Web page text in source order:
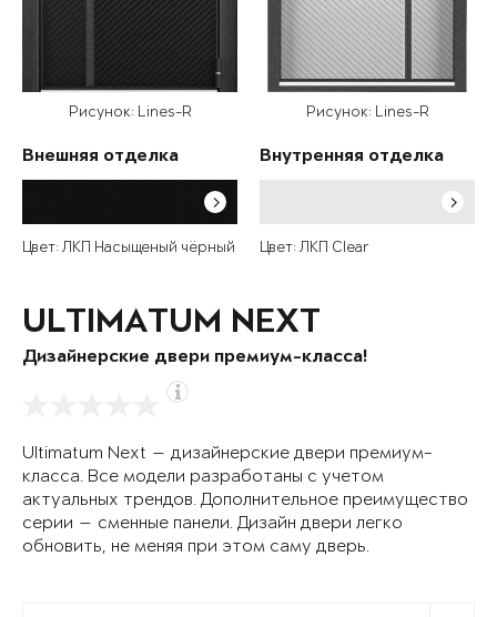
Рисунок: Lines-R
Внешняя отделка
Цвет: ЛКП Насыщеный чёрный
Рисунок: Lines-R
Внутренняя отделка
Цвет: ЛКП Clear
ULTIMATUM NEXT
Дизайнерские двери премиум-класса!
Ultimatum Next — дизайнерские двери премиум-
класса. Все модели разработаны с учетом
актуальных трендов. Дополнительное преимущество
серии — сменные панели. Дизайн двери легко
обновить, не меняя при этом саму дверь.